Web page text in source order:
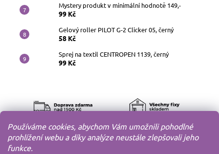
Používáme cookies, abychom Vám umožnili pohodlné
prohlížení webu a díky analýze neustále zlepšovali jeho
funkce.
Mystery produkt v minimální hodnotě 149,-
99 Kč
Gelový roller PILOT G-2 Clicker 05, černý
58 Kč
Sprej na textil CENTROPEN 1139, černý
99 Kč